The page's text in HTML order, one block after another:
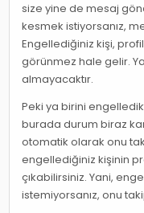
size yine de mesaj
kesmek istiyorsanız,
Engellediğiniz kişi,
görünmez hale gelir.
almayacaktır.
Peki ya birini
burada durum biraz
otomatik olarak onu
engellediğiniz kişinin
çıkabilirsiniz. Yani,
istemiyorsanız, onu